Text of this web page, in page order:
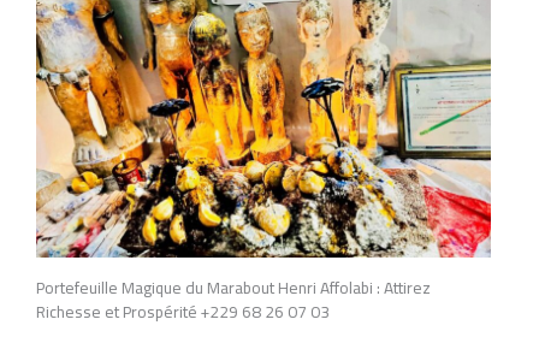
Portefeuille Magique du Marabout Henri Affolabi : Attirez
Richesse et Prospérité +229 68 26 07 03